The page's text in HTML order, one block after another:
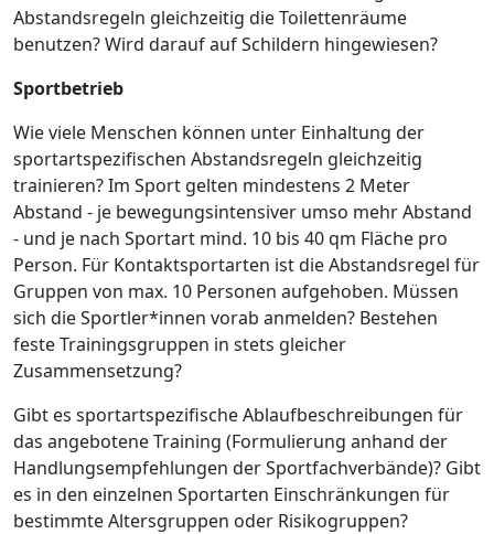
Abstandsregeln gleichzeitig die Toilettenräume
benutzen? Wird darauf auf Schildern hingewiesen?
Sportbetrieb
Wie viele Menschen können unter Einhaltung der
sportartspezifischen Abstandsregeln gleichzeitig
trainieren? Im Sport gelten mindestens 2 Meter
Abstand - je bewegungsintensiver umso mehr Abstand
- und je nach Sportart mind. 10 bis 40 qm Fläche pro
Person. Für Kontaktsportarten ist die Abstandsregel für
Gruppen von max. 10 Personen aufgehoben. Müssen
sich die Sportler*innen vorab anmelden? Bestehen
feste Trainingsgruppen in stets gleicher
Zusammensetzung?
Gibt es sportartspezifische Ablaufbeschreibungen für
das angebotene Training (Formulierung anhand der
Handlungsempfehlungen der Sportfachverbände)? Gibt
es in den einzelnen Sportarten Einschränkungen für
bestimmte Altersgruppen oder Risikogruppen?